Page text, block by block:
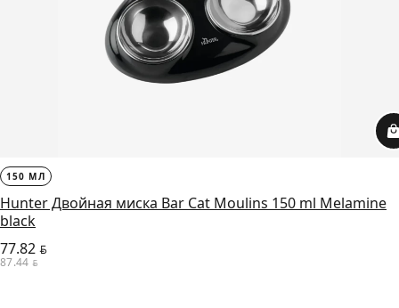
150 МЛ
Hunter Двойная миска Bar Cat Moulins 150 ml Melamine
black
77.82 BYN
87.44 BYN